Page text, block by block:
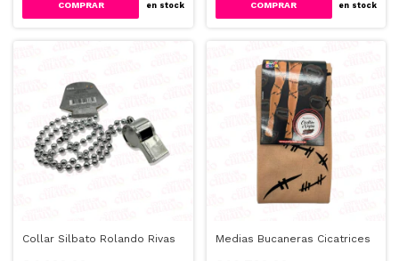
en stock en stock
Collar Silbato Rolando Rivas Medias Bucaneras Cicatrices